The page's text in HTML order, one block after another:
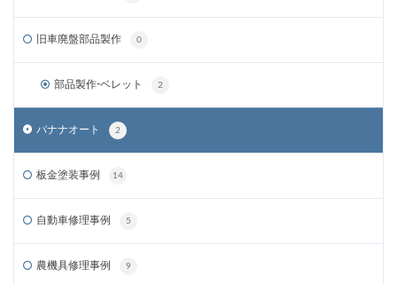
旧車廃盤部品製作 0
部品製作-ベレット 2
バナナオート 2
板金塗装事例 14
自動車修理事例 5
農機具修理事例 9